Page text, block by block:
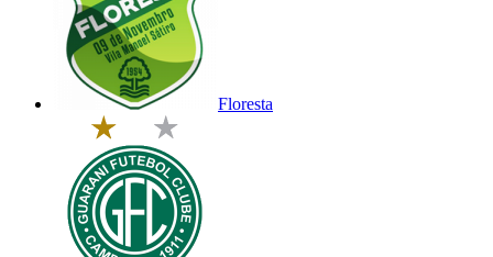
Floresta